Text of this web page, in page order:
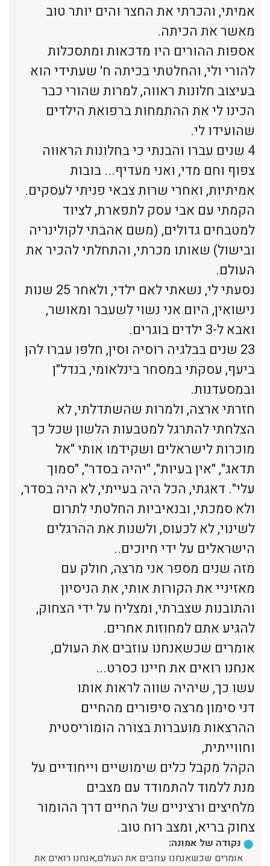
אמיתי, והכרתי את החצר והים יותר טוב
מאשר את הכיתה.
אספות ההורים היו מדכאות ומתסכלות
להורי ולי, והחלטתי בכיתה ח' שעתידי הוא
בעיצוב חלונות ראווה, למרות שהורי כבר
הכינו לי את ההתמחות ברפואת הילדים
שהועידו לי.
4 שנים עברו והבנתי כי בחלונות הראווה
צפוף וחם מדי, ואני מעדיף... בובות
אמיתיות, ואחרי שרות צבאי פניתי לעסקים.
הקמתי עם אבי עסק לתפארת, לציוד
למטבחים גדולים, (משם אהבתי לקולינריה
ובישול) שאותו מכרתי, והתחלתי להכיר את
העולם.
נסעתי לי, נשאתי לאם ילדי, ולאחר 25 שנות
נישואין, היום אני נשוי לשעבר ומאושר,
ואבא ל-3 ילדים בוגרים.
23 שנים בבלגיה רוסיה וסין, חלפו עברו להן
ביעף, עסקתי במסחר בינלאומי, בנדל"ן
ובמסעדנות.
חזרתי ארצה, ולמרות שהשתדלתי, לא
הצלחתי להתרגל למטבעות הלשון שכל כך
מוכרות לישראלים ושקידמו אותי "אל
תדאג", "אין בעיות", "יהיה בסדר", "סמוך
עלי". דאגתי, הכל היה בעייתי, לא היה בסדר,
ולא סמכתי, ובנאיביות החלטתי לתרום
לשינוי, לא לכעוס, ולשנות את ההרגלים
הישראלים על ידי חיוכים..
מזה שנים מספר אני מרצה, חולק עם
מאזיניי את הקורות אותי, את הניסיון
והתובנות שצברתי, ומצליח על ידי הצחוק,
להגיע אתם למחוזות אחרים.
אומרים שכשאנחנו עוזבים את העולם,
אנחנו רואים את חיינו כסרט...
עשו כך, שיהיה שווה לראות אותו
דני סימון מרצה סיפורים מהחיים
ההרצאות מועברות בצורה הומוריסטית
וחווייתית,
הקהל מקבל כלים שימושיים וייחודיים על
מנת ללמוד להתמודד עם מצבים
מלחיצים ורציניים של החיים דרך ההומור
צחוק בריא, ומצב רוח טוב.
נקודה של אמונה:
אומרים שכשאנחנו עוזבים את העולם,אנחנו רואים את